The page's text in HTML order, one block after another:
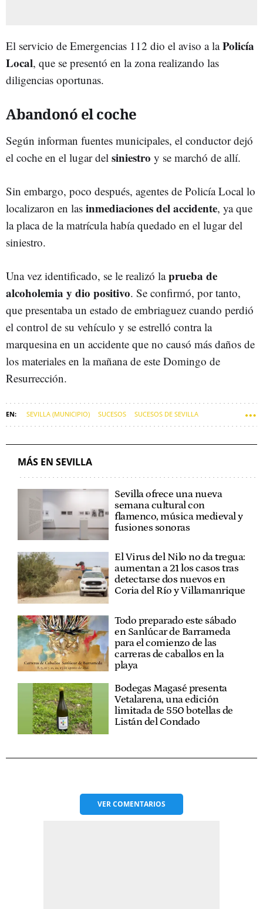
El servicio de Emergencias 112 dio el aviso a laPolicía
Local, que se presentó en la zona realizando las
diligencias oportunas.
Abandonó el coche
Según informan fuentes municipales, el conductor dejó
el coche en el lugar del siniestro y se marchó de allí.
Sin embargo, poco después, agentes de Policía Local lo
localizaron en las inmediaciones del accidente, ya que
la placa de la matrícula había quedado en el lugar del
siniestro.
Una vez identificado, se le realizó laprueba de
alcoholemia y dio positivo. Se confirmó, por tanto,
que presentaba un estado de embriaguez cuando perdió
el control de su vehículo y se estrelló contra la
marquesina en un accidente que no causó más daños de
los materiales en la mañana de este Domingo de
Resurrección.
SEVILLA (MUNICIPIO) SUCESOS SUCESOS DE SEVILLA
MÁS EN SEVILLA
Sevilla ofrece una nueva
semana cultural con
flamenco, música medieval y
fusiones sonoras
El Virus del Nilo no da tregua:
aumentan a 21 los casos tras
detectarse dos nuevos en
Coria del Río y Villamanrique
Todo preparado este sábado
en Sanlúcar de Barrameda
para el comienzo de las
carreras de caballos en la
playa
Bodegas Magasé presenta
Vetalarena, una edición
limitada de 550 botellas de
Listán del Condado
VERCOMENTARIOS